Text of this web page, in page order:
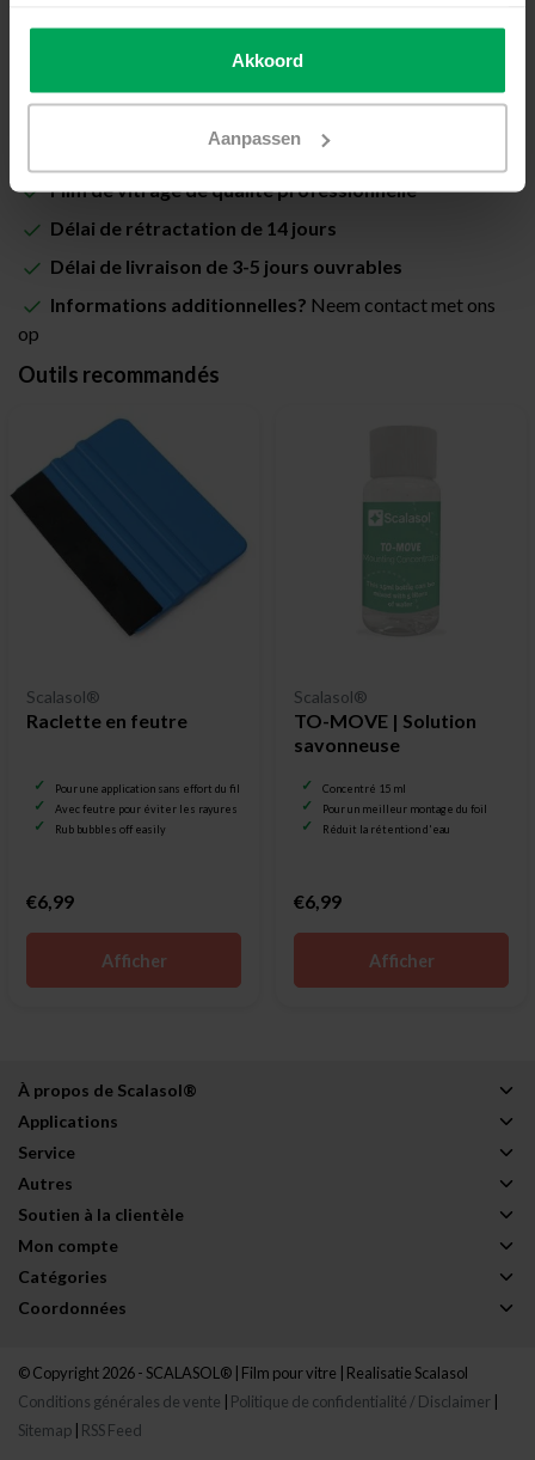
Akkoord
Aanpassen
Ajouter au panier
Film de vitrage de qualité professionnelle
Délai de rétractation de 14 jours
Délai de livraison de 3-5 jours ouvrables
Informations additionnelles? Neem contact met ons
op
Outils recommandés
Scalasol®
Raclette en feutre
Pour une application sans effort du film pour vitrage
Avec feutre pour éviter les rayures
Rub bubbles off easily
€6,99
Afficher
Scalasol®
TO-MOVE | Solution
savonneuse
Concentré 15 ml
Pour un meilleur montage du foil
Réduit la rétention d'eau
€6,99
Afficher
À propos de Scalasol®
Applications
Service
Autres
Soutien à la clientèle
Mon compte
Catégories
Coordonnées
© Copyright 2026 - SCALASOL® | Film pour vitre | Realisatie Scalasol
Conditions générales de vente
Politique de confidentialité / Disclaimer
Sitemap RSS Feed